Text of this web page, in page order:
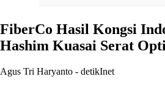
FiberCo Hasil Kongsi
Hashim Kuasai Serat
Agus Tri Haryanto - detikInet